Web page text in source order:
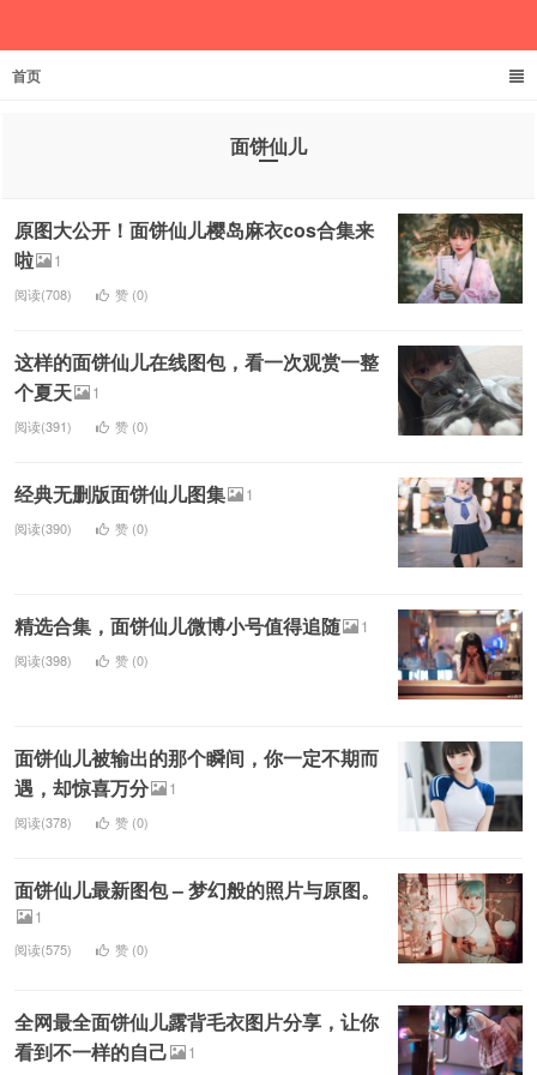
首页
面饼仙儿
原图大公开！面饼仙儿樱岛麻衣cos合集来
啦
1
阅读(708) 赞 (0)
这样的面饼仙儿在线图包，看一次观赏一整
个夏天
1
阅读(391) 赞 (0)
经典无删版面饼仙儿图集 1
阅读(390) 赞 (0)
精选合集，面饼仙儿微博小号值得追随 1
阅读(398) 赞 (0)
面饼仙儿被输出的那个瞬间，你一定不期而
遇，却惊喜万分
1
阅读(378) 赞 (0)
面饼仙儿最新图包 – 梦幻般的照片与原图。
1
阅读(575) 赞 (0)
全网最全面饼仙儿露背毛衣图片分享，让你
看到不一样的自己
1